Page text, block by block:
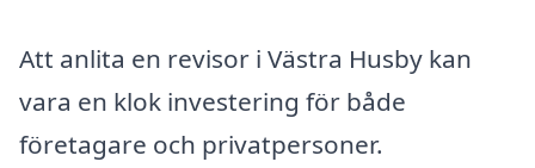
Att anlita en revisor i Västra Husby kan
vara en klok investering för både
företagare och privatpersoner.